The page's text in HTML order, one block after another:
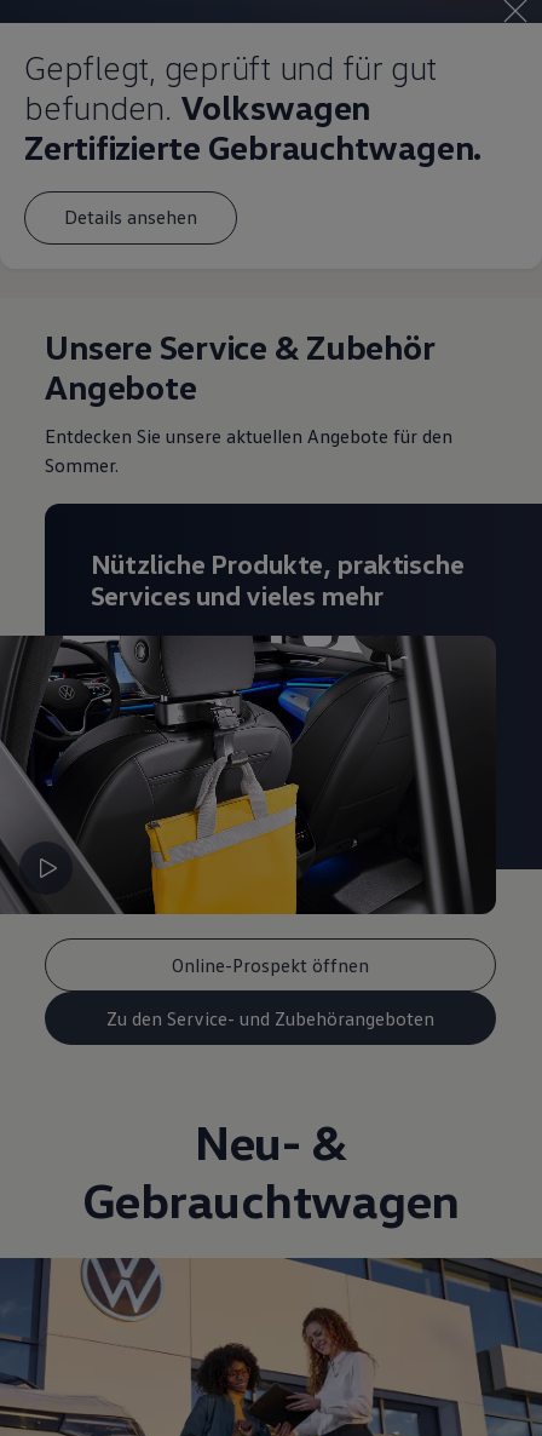
Gepflegt, geprüft und für gut
befunden. Volkswagen
Zertifizierte Gebrauchtwagen.
Details ansehen
Unsere Service & Zubehör
Angebote
Entdecken Sie unsere aktuellen Angebote für den
Sommer.
Online-Prospekt öffnen
Zu den Service- und Zubehörangeboten
Nützliche Produkte, praktische
Services und vieles mehr
Neu- &
Gebrauchtwagen